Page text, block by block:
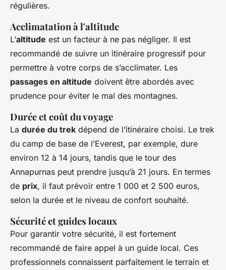
régulières.
Acclimatation à l'altitude
L’altitude est un facteur à ne pas négliger. Il est
recommandé de suivre un itinéraire progressif pour
permettre à votre corps de s’acclimater. Les
passages en altitude doivent être abordés avec
prudence pour éviter le mal des montagnes.
Durée et coût du voyage
La durée du trek dépend de l’itinéraire choisi. Le trek
du camp de base de l’Everest, par exemple, dure
environ 12 à 14 jours, tandis que le tour des
Annapurnas peut prendre jusqu’à 21 jours. En termes
de prix, il faut prévoir entre 1 000 et 2 500 euros,
selon la durée et le niveau de confort souhaité.
Sécurité et guides locaux
Pour garantir votre sécurité, il est fortement
recommandé de faire appel à un guide local. Ces
professionnels connaissent parfaitement le terrain et